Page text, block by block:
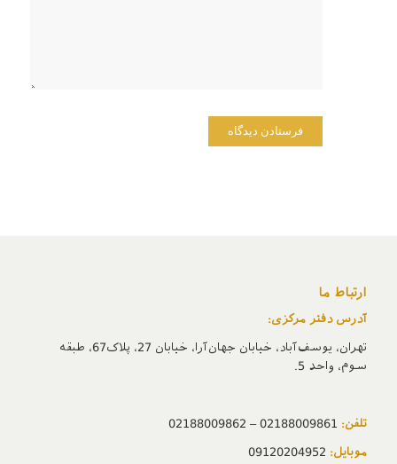
ارتباط ما
آدرس دفتر مرکزی:
تهران، یوسف‌آباد، خیابان جهان‌آرا، خیابان 27، پلاک67، طبقه
سوم، واحد 5.
تلفن: 02188009861 – 02188009862
موبایل: